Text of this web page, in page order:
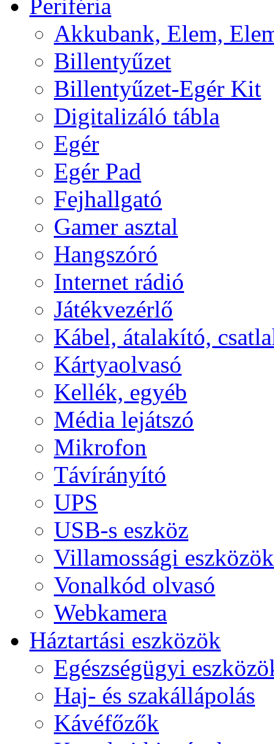
Periféria
Akkubank, Elem,
Billentyűzet
Billentyűzet-Egér Kit
Digitalizáló tábla
Egér
Egér Pad
Fejhallgató
Gamer asztal
Hangszóró
Internet rádió
Játékvezérlő
Kábel, átalakító,
Kártyaolvasó
Kellék, egyéb
Média lejátszó
Mikrofon
Távírányító
UPS
USB-s eszköz
Villamossági eszközök
Vonalkód olvasó
Webkamera
Háztartási eszközök
Egészségügyi
Haj- és szakállápolás
Kávéfőzők